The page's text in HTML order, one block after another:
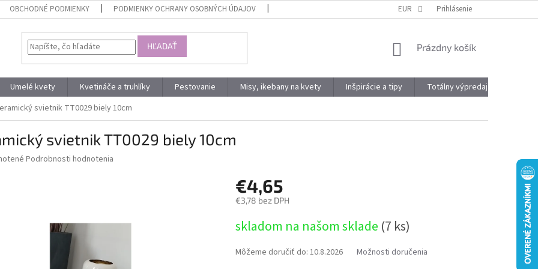
OBCHODNÉ PODMIENKY PODMIENKY OCHRANY OSOBNÝCH ÚDAJOV OBJEMOVÉ ZĽAVY VÝHODY REGISTRÁCIE
EUR Prihlásenie
HĽADAŤ
NÁKUPNÝ
Prázdny košík
Umelé kvety Kvetináče a truhlíky Pestovanie Misy, ikebany na kvety Inšpirácie a tipy Totálny výpredaj
svietnik TT0029 biely 10cm
svietnik TT0029 biely 10cm
Podrobnosti hodnotenia
€4,65
€3,78 bez DPH
cena:
skladom na našom sklade (7 ks)
Môžeme doručiť do: 10.8.2026 Možnosti doručenia